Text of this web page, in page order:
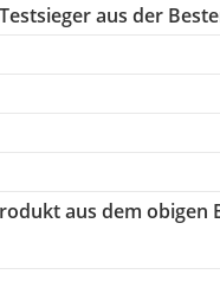
aus der
aus dem